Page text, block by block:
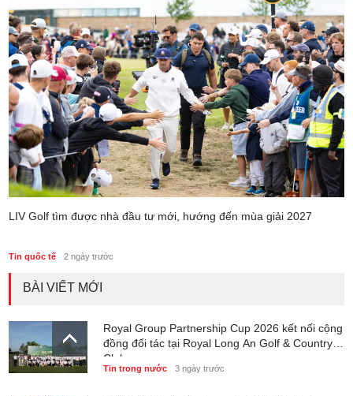
LIV Golf tìm được nhà đầu tư mới, hướng đến mùa giải 2027
Tin quốc tế 2 ngày trước
BÀI VIẾT MỚI
Royal Group Partnership Cup 2026 kết nối cộng
đồng đối tác tại Royal Long An Golf & Country
Club
Tin trong nước 3 ngày trước